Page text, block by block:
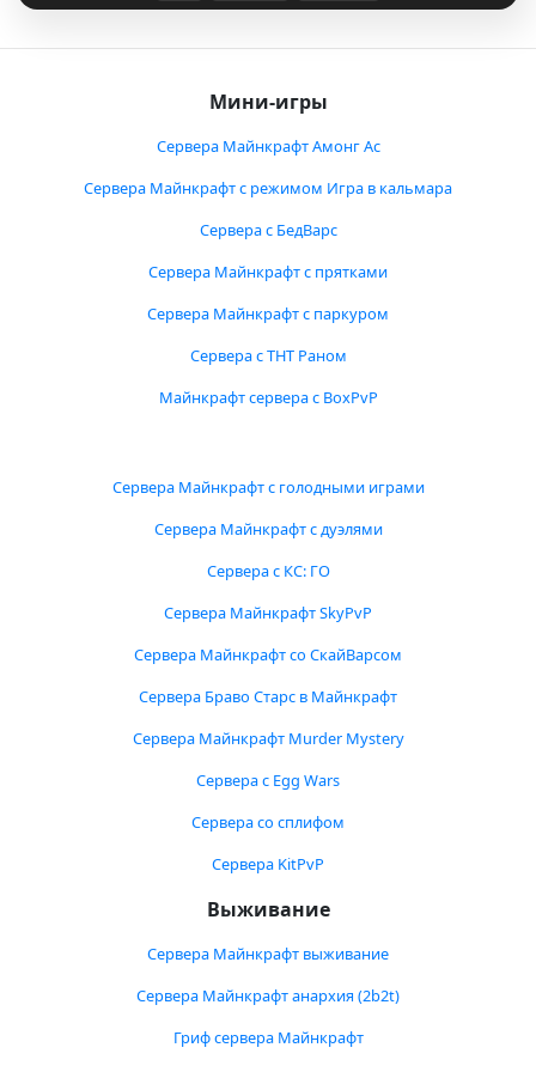
Мини-игры
Сервера Майнкрафт Амонг Ас
Сервера Майнкрафт с режимом Игра в кальмара
Сервера с БедВарс
Сервера Майнкрафт с прятками
Сервера Майнкрафт с паркуром
Сервера с ТНТ Раном
Майнкрафт сервера с BoxPvP
Сервера Майнкрафт с голодными играми
Сервера Майнкрафт с дуэлями
Сервера с КС: ГО
Сервера Майнкрафт SkyPvP
Сервера Майнкрафт со СкайВарсом
Сервера Браво Старс в Майнкрафт
Сервера Майнкрафт Murder Mystery
Сервера с Egg Wars
Сервера со сплифом
Сервера KitPvP
Выживание
Сервера Майнкрафт выживание
Сервера Майнкрафт анархия (2b2t)
Гриф сервера Майнкрафт